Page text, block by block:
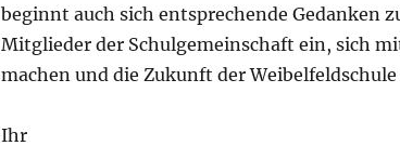
beginnt auch sich entsprechende Gedanken
Mitglieder der Schulgemeinschaft ein, sich
machen und die Zukunft der
Ihr